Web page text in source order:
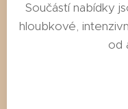
Součástí nabídky
hloubkové,
od